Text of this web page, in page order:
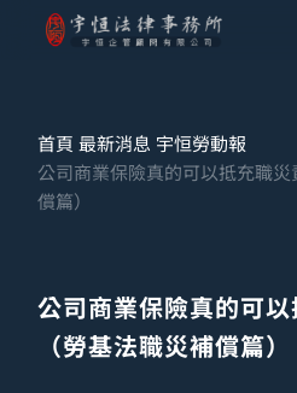
首頁 最新消息 宇恒勞動報
公司商業保險真的可以抵充職
償篇）
公司商業保險真的可
（勞基法職災補償篇）